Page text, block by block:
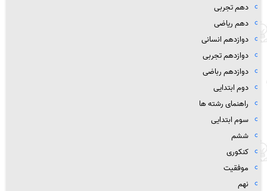
دهم تجربی
دهم ریاضی
دوازدهم انسانی
دوازدهم تجربی
دوازدهم رباضی
دوم ابتدایی
راهنمای رشته ها
سوم ابتدایی
ششم
کنکوری
موفقیت
نهم